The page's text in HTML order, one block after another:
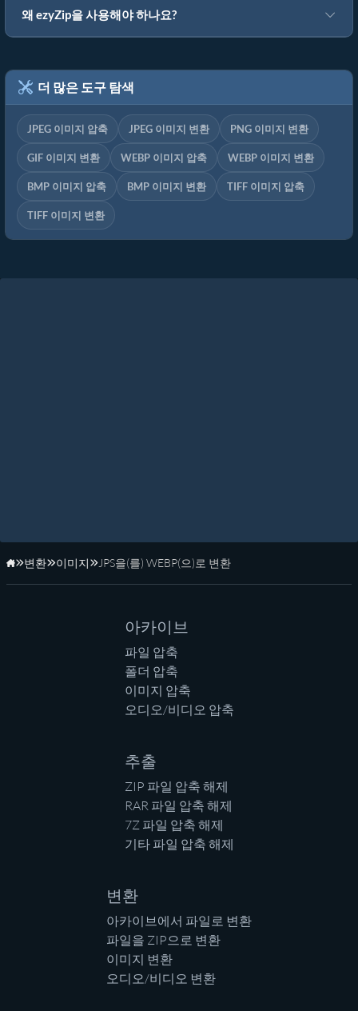
왜 ezyZip을 사용해야 하나요?
더 많은 도구 탐색
JPEG 이미지 압축 JPEG 이미지 변환 PNG 이미지 변환
GIF 이미지 변환 WEBP 이미지 압축 WEBP 이미지 변환
BMP 이미지 압축 BMP 이미지 변환 TIFF 이미지 압축
TIFF 이미지 변환
홈페이지
변환 이미지 JPS을(를) WEBP(으)로 변환
아카이브
파일 압축
폴더 압축
이미지 압축
오디오/비디오 압축
추출
ZIP 파일 압축 해제
RAR 파일 압축 해제
7Z 파일 압축 해제
기타 파일 압축 해제
변환
아카이브에서 파일로 변환
파일을 ZIP으로 변환
이미지 변환
오디오/비디오 변환